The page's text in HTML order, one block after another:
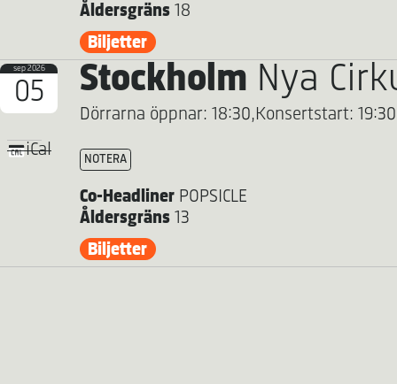
Åldersgräns 18
Biljetter
sep 2026
05
iCal
Stockholm Nya
Dörrarna öppnar: 18:30,Konsertstart: 19:30
NOTERA
Co-Headliner POPSICLE
Åldersgräns 13
Biljetter